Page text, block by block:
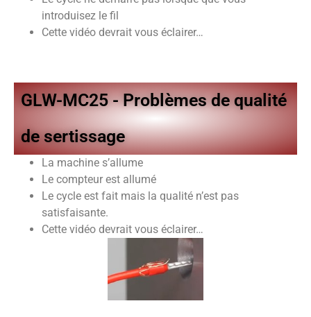
introduisez le fil
Cette vidéo devrait vous éclairer…
GLW-MC25 - Problèmes de qualité
de sertissage
La machine s’allume
Le compteur est allumé
Le cycle est fait mais la qualité n’est pas
satisfaisante.
Cette vidéo devrait vous éclairer…